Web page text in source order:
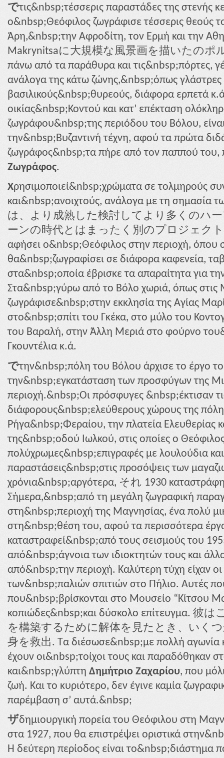
でτις&nbsp;τέσσερις παραστάδες της στενής
ο&nbsp;Θεόφιλος ζωγράφισε τέσσερις θεούς
Άρη,&nbsp;την Αφροδίτη, τον Ερμή και την
Makrynitsaに大規模な風景画を描いたのポ
πάνω από τα παράθυρα και τις&nbsp;πόρτες,
ανάλογα της κάτω ζώνης,&nbsp;όπως γλάστρες
βασιλικούς&nbsp;θυρεούς, διάφορα ερπετά
οικίας&nbsp;Κοντού και κατ’ επέκταση
ζωγράφου&nbsp;της περιόδου του Βόλου,
την&nbsp;Βυζαντινή τέχνη, αφού τα πρώτα
ζωγράφος&nbsp;τα πήρε από τον παππού του,
Ζωγράφος.
Χρησιμοποιεί&nbsp;χρώματα σε τολμηρούς
και&nbsp;ανοιχτούς, ανάλογα με τη
は、より成熟した検討してより多くのハ
ーンの時代とはまったく別のプロジェクト
αφήσει ο&nbsp;Θεόφιλος στην περιοχή, όπου
θα&nbsp;ζωγραφίσει σε διάφορα καφενεία,
στα&nbsp;οποία έβρισκε τα απαραίτητα για
Στα&nbsp;γύρω από το Βόλο χωριά, όπως στις
ζωγράφισε&nbsp;στην εκκλησία της Αγίας
στο&nbsp;σπίτι του Γκέκα, στο μύλο του
του Βαραλή, στην Άλλη Μεριά στο φούρνο
Γκουντέλια κ.ά.
でτην&nbsp;πόλη του Βόλου άρχισε το έργο
την&nbsp;εγκατάσταση των προσφύγων της
περιοχή.&nbsp;Οι πρόσφυγες &nbsp;έκτισαν
διάφορους&nbsp;ελεύθερους χώρους της
Ρήγα&nbsp;Φεραίου, την πλατεία Ελευθερίας
της&nbsp;οδού Ιωλκού, στις οποίες ο
πολύχρωμες&nbsp;επιγραφές με λουλούδια
παραστάσεις&nbsp;στις προσόψεις των
χρόνια&nbsp;αργότερα, それ 1930
Σήμερα,&nbsp;από τη μεγάλη ζωγραφική
στη&nbsp;περιοχή της Μαγνησίας, ένα πολύ
στη&nbsp;θέση του, αφού τα περισσότερα
καταστραφεί&nbsp;από τους σεισμούς του
από&nbsp;άγνοια των ιδιοκτητών τους και
από&nbsp;την περιοχή. Καλύτερη τύχη είχαν οι
των&nbsp;παλιών σπιτιών στο Πήλιο. Αυτές
που&nbsp;βρίσκονται στο Μουσείο “Κίτσου
κοπιώδες&nbsp;και δύσκολο επίτευγμα. 彼
を構築するために解体を見たとき、いく
身を救出. Τα διέσωσε&nbsp;με πολλή αγωνία
έχουν οι&nbsp;τοίχοι τους και παραδόθηκαν
και&nbsp;γλύπτη Δημήτριο Ζαχαρίου, που
ζωή. Και το κυριότερο, δεν έγινε καμία
παρέμβαση σ’ αυτά.&nbsp;
ザδημιουργική πορεία του Θεόφιλου στη
στα 1927, που θα επιστρέψει οριστικά
Η δεύτερη περίοδος είναι το&nbsp;διάστημα